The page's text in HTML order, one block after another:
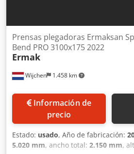
Wijchen 1.458 km
Prensas plegadoras Ermaksan
Bend PRO 3100x175 2022
Ermak
Información de
precio
Estado: usado, Año de fabricación:
5.020 mm, ancho total: 2.150 mm,